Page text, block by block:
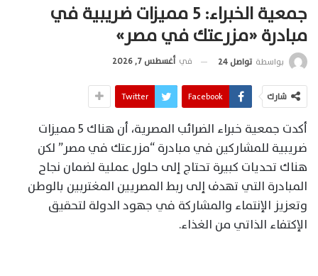
جمعية الخبراء: 5 مميزات ضريبية في
مبادرة «مزرعتك في مصر»
بواسطة تواصل 24 في أغسطس 7, 2026
شارك Facebook
Twitter
أكدت جمعية خبراء الضرائب المصرية، أن هناك 5 مميزات
ضريبية للمشاركين في مبادرة “مزرعتك في مصر” لكن
هناك تحديات كبيرة تحتاج إلى حلول عملية لضمان نجاح
المبادرة التي تهدف إلى ربط المصريين المغتربين بالوطن
وتعزيز الإنتماء والمشاركة في جهود الدولة لتحقيق
الإكتفاء الذاتي من الغذاء.